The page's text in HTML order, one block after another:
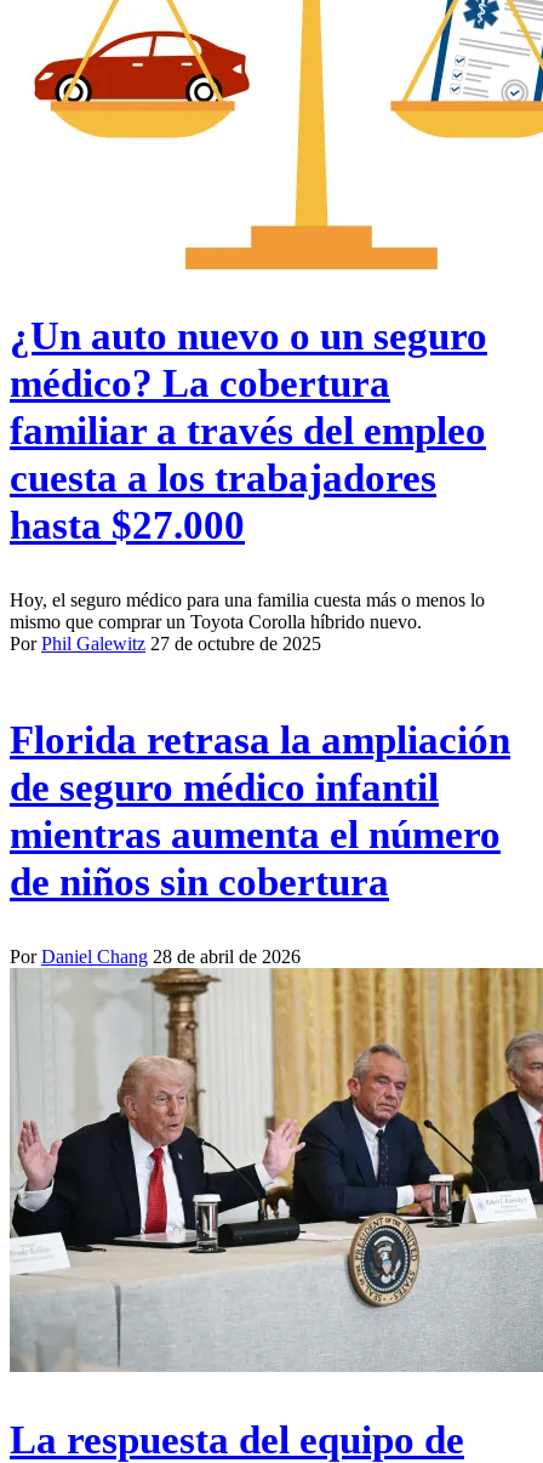
¿Un auto nuevo o un seguro
médico? La cobertura
familiar a través del empleo
cuesta a los trabajadores
hasta $27.000
Hoy, el seguro médico para una familia cuesta más o menos lo
mismo que comprar un Toyota Corolla híbrido nuevo.
PorPhil Galewitz 27 de octubre de 2025
Florida retrasa la ampliación
de seguro médico infantil
mientras aumenta el número
de niños sin cobertura
PorDaniel Chang 28 de abril de 2026
La respuesta del equipo de